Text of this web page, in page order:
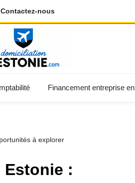
Contactez-nous
Financement entreprise
à explorer
: